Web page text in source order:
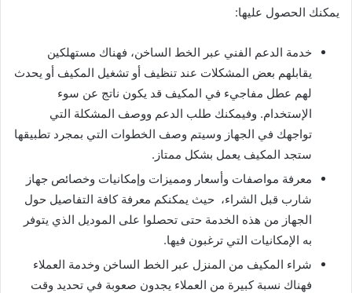
يمكنك الحصول عليها:
خدمة الدعم الفني عبر الخط الساخن، فهناك مستهلكين
يقابلهم بعض المشكلات عند تنظيف أو تشغيل المكيف أو يحدث
لهم عطل مفاجيء في المكيف قد يكون ناتج عن سوء
الإستخدام. وفيمكنك طلب الدعم ووصف المشكلة التي
تواجهك في الجهاز وسيتم وصف الخطوات التي بمجرد تطبيقها
ستجد المكيف يعمل بشكل ممتاز.
معرفة مواصفات وأسعار ومميزات وإمكانيات وخصائص جهاز
شارب قبل الشراء، حيث يمكنكم معرفة كافة التفاصيل حول
الجهاز من هذه الخدمة حتى تحصلوا على الموديل الذي يتوفر
به الإمكانيات التي ترغبون فيها.
شراء المكيف من المنزل عبر الخط الساخن وخدمة العملاء
فهناك نسبة كبيرة من العملاء يجدون صعوبة في تحديد وقت